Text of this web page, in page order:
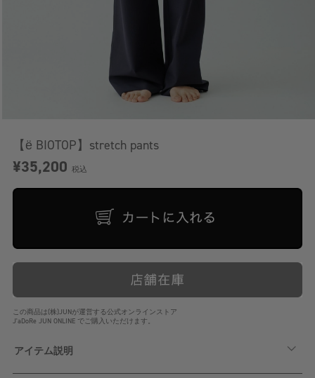
【ё BIOTOP】stretch pants
¥35,200 税込
この商品は(株)JUNが運営する公式オンラインストア
J'aDoRe JUN ONLINE でご購入いただけます。
アイテム説明